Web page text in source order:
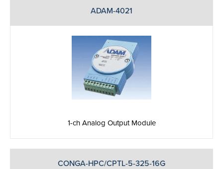
ADAM-4021
1-ch Analog Output Module
CONGA-HPC/CPTL-5-325-16G